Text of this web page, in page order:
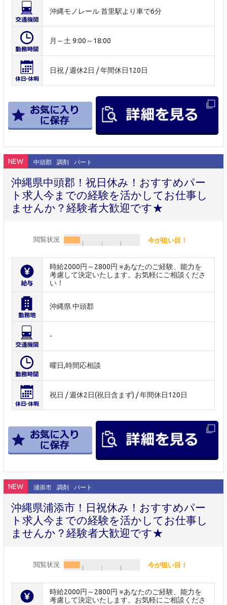
沖縄モノレール 首里駅より車で6分
月～土 9:00～18:00
日祝 / 週休2日 / 年間休日120日
NEW 中頭郡 調剤 パート
沖縄県中頭郡！祝日休み！おすすめパー
ト求人今までの経験を活かしてお仕事し
ませんか？経験者大歓迎です★
閲覧状況 今が狙い目！
時給2000円～2800円 ※あなたのご経験、能力を
考慮して決定いたします。お気軽にご相談くださ
い！
沖縄県 中頭郡
-
曜日,時間応相談
祝日 / 週休2日(祝日含まず) / 年間休日120日
NEW 浦添市 調剤 パート
沖縄県浦添市！日祝休み！おすすめパー
ト求人今までの経験を活かしてお仕事し
ませんか？経験者大歓迎です★
閲覧状況 今が狙い目！
時給2000円～2800円 ※あなたのご経験、能力を
考慮して決定いたします。お気軽にご相談くださ